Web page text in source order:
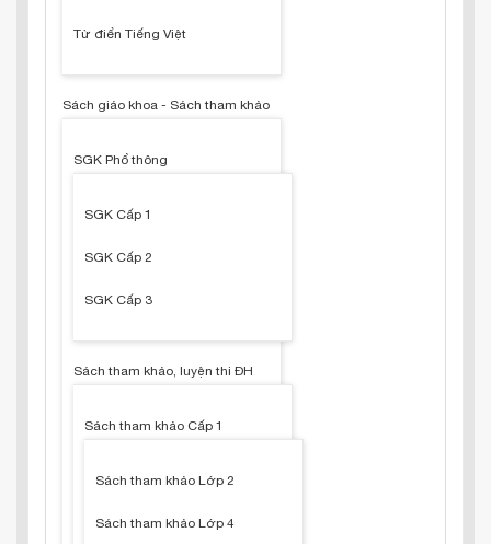
Từ điển Tiếng Việt
Sách giáo khoa - Sách tham khảo
SGK Phổ thông
SGK Cấp 1
SGK Cấp 2
SGK Cấp 3
Sách tham khảo, luyện thi ĐH
Sách tham khảo Cấp 1
Sách tham khảo Lớp 2
Sách tham khảo Lớp 4